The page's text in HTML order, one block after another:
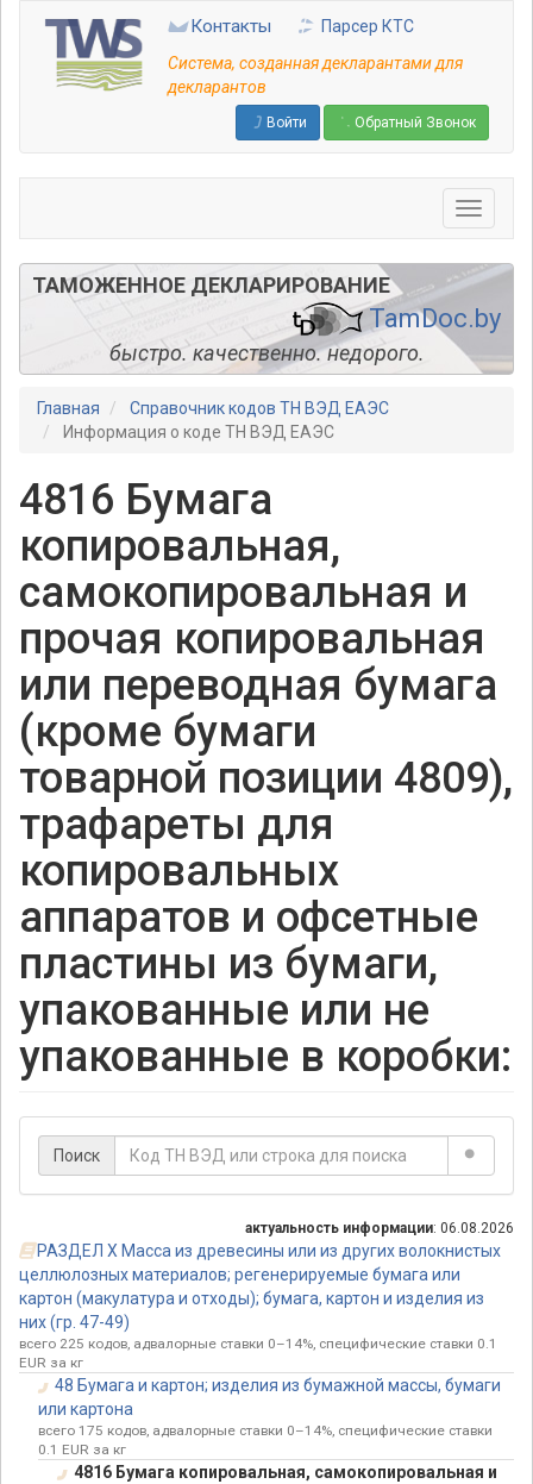
основному
содержанию
Контакты
Парсер КТС
Система, созданная декларантами для
декларантов
Войти Обратный Звонок
ТАМОЖЕННОЕ ДЕКЛАРИРОВАНИЕ
TamDoc.by
быстро. качественно. недорого.
Главная
Справочник кодов ТН ВЭД ЕАЭС
Информация о коде ТН ВЭД ЕАЭС
4816 Бумага
копировальная,
самокопировальная и
прочая копировальная
или переводная бумага
(кроме бумаги
товарной позиции 4809),
трафареты для
копировальных
аппаратов и офсетные
пластины из бумаги,
упакованные или не
упакованные в коробки:
Поиск
актуальность информации: 06.08.2026
РАЗДЕЛ X Масса из древесины или из других волокнистых
целлюлозных материалов; регенерируемые бумага или
картон (макулатура и отходы); бумага, картон и изделия из
них (гр. 47-49)
всего 225 кодов, адвалорные ставки 0–14%, специфические ставки 0.1
EUR за кг
48 Бумага и картон; изделия из бумажной массы, бумаги
или картона
всего 175 кодов, адвалорные ставки 0–14%, специфические ставки
0.1 EUR за кг
4816 Бумага копировальная, самокопировальная и